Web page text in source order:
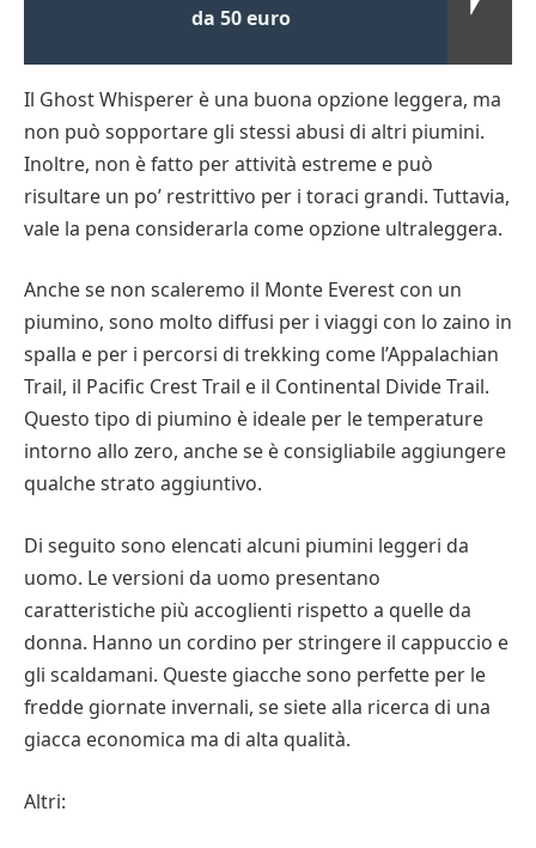
da 50 euro
Il Ghost Whisperer è una buona opzione leggera, ma
non può sopportare gli stessi abusi di altri piumini.
Inoltre, non è fatto per attività estreme e può
risultare un po’ restrittivo per i toraci grandi. Tuttavia,
vale la pena considerarla come opzione ultraleggera.
Anche se non scaleremo il Monte Everest con un
piumino, sono molto diffusi per i viaggi con lo zaino in
spalla e per i percorsi di trekking come l’Appalachian
Trail, il Pacific Crest Trail e il Continental Divide Trail.
Questo tipo di piumino è ideale per le temperature
intorno allo zero, anche se è consigliabile aggiungere
qualche strato aggiuntivo.
Di seguito sono elencati alcuni piumini leggeri da
uomo. Le versioni da uomo presentano
caratteristiche più accoglienti rispetto a quelle da
donna. Hanno un cordino per stringere il cappuccio e
gli scaldamani. Queste giacche sono perfette per le
fredde giornate invernali, se siete alla ricerca di una
giacca economica ma di alta qualità.
Altri: